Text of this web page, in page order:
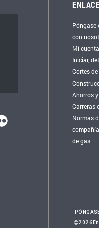
Póngase
con
Mi cuenta
Iniciar,
Cortes
Ahorros
Carreras
Normas
de gas